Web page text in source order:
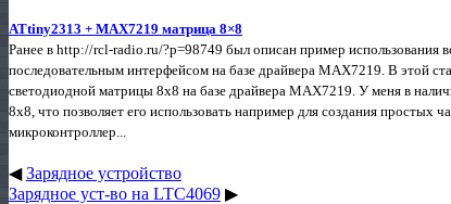
ATtiny2313 + MAX7219 матрица 8×8
Ранее в http://rcl-radio.ru/?p=98749 был описан пример использования
последовательным интерфейсом на базе драйвера MAX7219. В этой
светодиодной матрицы 8х8 на базе драйвера MAX7219. У меня в
8х8, что позволяет его использовать например для создания простых
микроконтроллер...
◀Зарядное устройство
Зарядное уст-во на LTC4069 ▶